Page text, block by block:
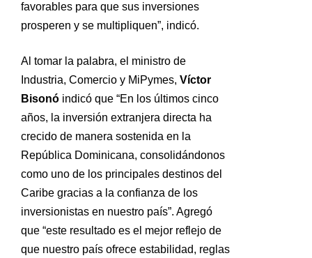
favorables para que sus inversiones
prosperen y se multipliquen”, indicó.
Al tomar la palabra, el ministro de
Industria, Comercio y MiPymes, Víctor
Bisonó indicó que “En los últimos cinco
años, la inversión extranjera directa ha
crecido de manera sostenida en la
República Dominicana, consolidándonos
como uno de los principales destinos del
Caribe gracias a la confianza de los
inversionistas en nuestro país”. Agregó
que “este resultado es el mejor reflejo de
que nuestro país ofrece estabilidad, reglas